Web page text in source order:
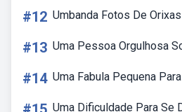
#12 Umbanda Fotos De Orixas
#13 Uma Pessoa Orgulhosa
#14 Uma Fabula Pequena
Uma Dificuldade Para Se